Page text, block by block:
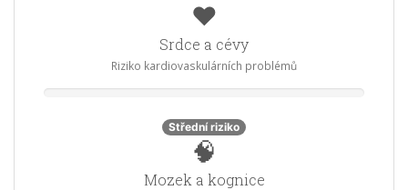
❤️
Srdce a cévy
Riziko kardiovaskulárních problémů
Střední riziko
🧠
Mozek a kognice